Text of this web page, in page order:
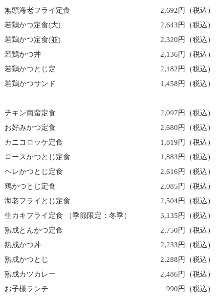
無頭海老フライ定食
2,692円（税込）
若鶏かつ定食(大)
2,643円（税込）
若鶏かつ定食(並)
2,320円（税込）
若鶏かつ丼
2,136円（税込）
若鶏かつとじ定
2,182円（税込）
若鶏かつサンド
1,458円（税込）
チキン南蛮定食
2,097円（税込）
お好みかつ定食
2,680円（税込）
カニコロッケ定食
1,819円（税込）
ロースかつとじ定食
1,883円（税込）
ヘレかつとじ定食
2,616円（税込）
鶏かつとじ定食
2,085円（税込）
海老フライとじ定食
2,504円（税込）
生カキフライ定食 （季節限定：冬季）
3,135円（税込）
熟成とんかつ定食
2,750円（税込）
熟成かつ丼
2,233円（税込）
熟成かつとじ
2,288円（税込）
熟成カツカレー
2,486円（税込）
お子様ランチ
990円（税込）